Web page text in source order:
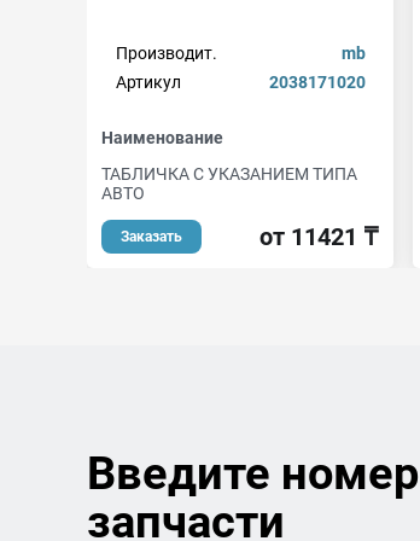
Производит.
mb
Артикул
2038171020
Наименование
ТАБЛИЧКА С УКАЗАНИЕМ ТИПА
АВТО
Заказать от 11421 ₸
Введите номер
запчасти